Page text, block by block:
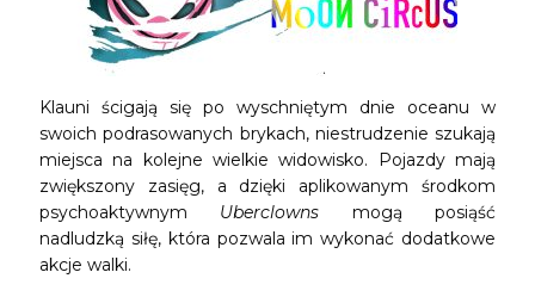
Klauni ścigają się po wyschniętym dnie oceanu w
swoich podrasowanych brykach, niestrudzenie szukają
miejsca na kolejne wielkie widowisko. Pojazdy mają
zwiększony zasięg, a dzięki aplikowanym środkom
psychoaktywnym Uberclowns mogą posiąść
nadludzką siłę, która pozwala im wykonać dodatkowe
akcje walki.